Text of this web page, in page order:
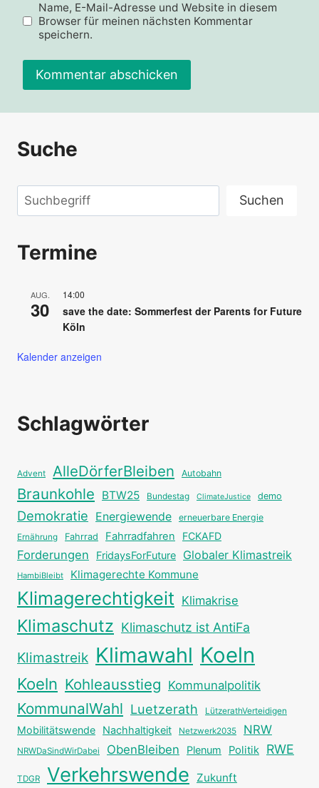
Name, E-Mail-Adresse und Website in diesem
Browser für meinen nächsten Kommentar
speichern.
Alternative:
Suche
Suchen Suchen
Termine
AUG.
30
14:00
save the date: Sommerfest der Parents for Future
Köln
Kalender anzeigen
Schlagwörter
Advent AlleDörferBleiben Autobahn
Braunkohle BTW25 Bundestag ClimateJustice demo
Demokratie Energiewende erneuerbare Energie
Ernährung Fahrrad Fahrradfahren FCKAFD
Forderungen FridaysForFuture Globaler Klimastreik
HambiBleibt Klimagerechte Kommune
Klimagerechtigkeit Klimakrise
Klimaschutz Klimaschutz ist AntiFa
Klimastreik Klimawahl Koeln
Koeln Kohleausstieg Kommunalpolitik
KommunalWahl Luetzerath LützerathVerteidigen
Mobilitätswende Nachhaltigkeit Netzwerk2035 NRW
NRWDaSindWirDabei ObenBleiben Plenum Politik RWE
TDGR Verkehrswende Zukunft